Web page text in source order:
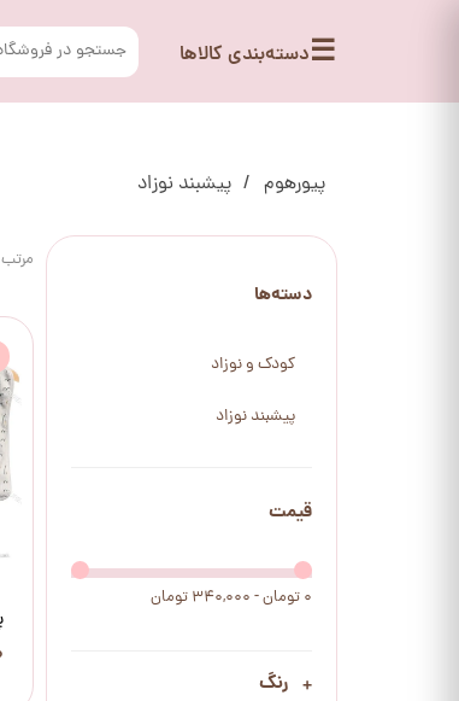
☰دسته‌بندی کالاها
پیورهوم پیشبند نوزاد
دسته‌ها
کودک و نوزاد
پیشبند نوزاد
قیمت
۰ تومان - ۳۴۰,۰۰۰ تومان
رنگ